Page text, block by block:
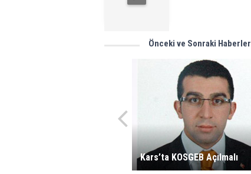
Önceki ve Sonraki Haberler
Kars’ta KOSGEB Açılmalı